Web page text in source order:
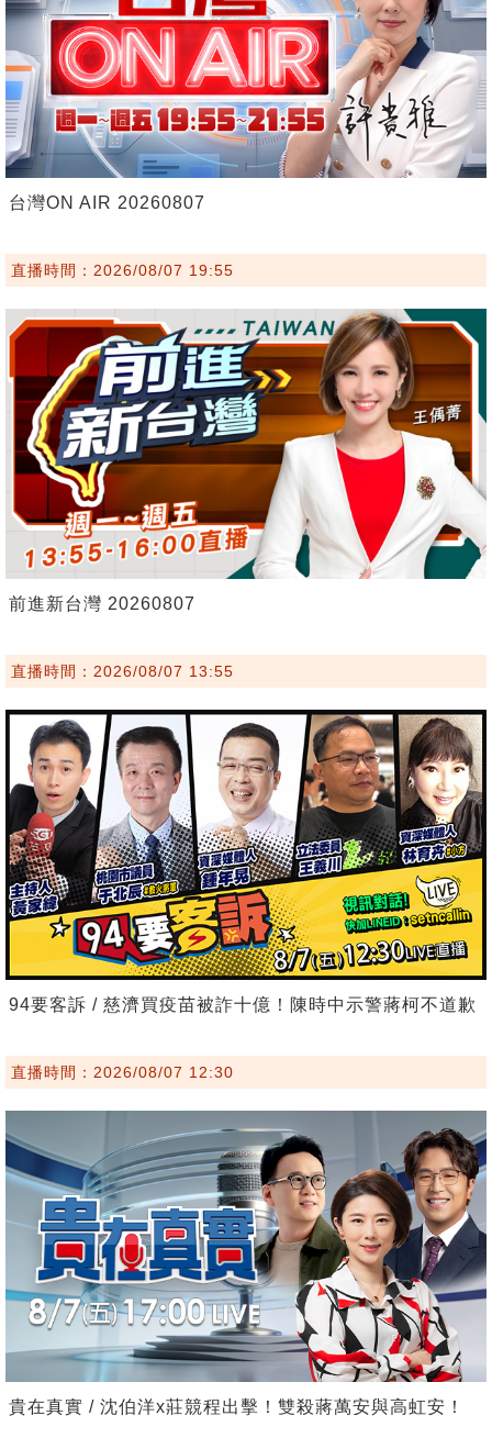
台灣ON AIR 20260807
直播時間：2026/08/07 19:55
前進新台灣 20260807
直播時間：2026/08/07 13:55
94要客訴 / 慈濟買疫苗被詐十億！陳時中示警蔣柯不道歉
直播時間：2026/08/07 12:30
貴在真實 / 沈伯洋x莊競程出擊！雙殺蔣萬安與高虹安！